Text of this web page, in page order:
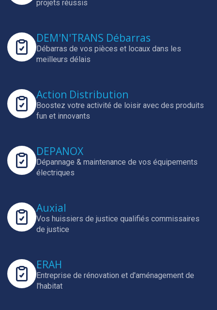
projets réussis
DEM'N'TRANS Débarras
Débarras de vos pièces et locaux dans les
meilleurs délais
Action Distribution
Boostez votre activité de loisir avec des produits
fun et innovants
DEPANOX
Dépannage & maintenance de vos équipements
électriques
Auxial
Vos huissiers de justice qualifiés commissaires
de justice
ERAH
Entreprise de rénovation et d'aménagement de
l'habitat